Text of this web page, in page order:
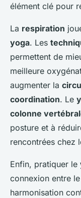
élément clé pour
La respiration
yoga. Les
permettent de
meilleure
augmenter la
coordination. Le
colonne
posture et à
rencontrées chez
Enfin, pratiquer le
connexion entre le
harmonisation